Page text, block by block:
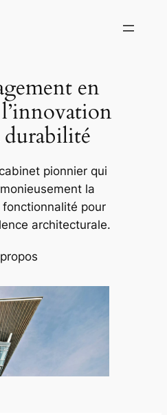
en
durabilité
pionnier qui
la
pour
architecturale.